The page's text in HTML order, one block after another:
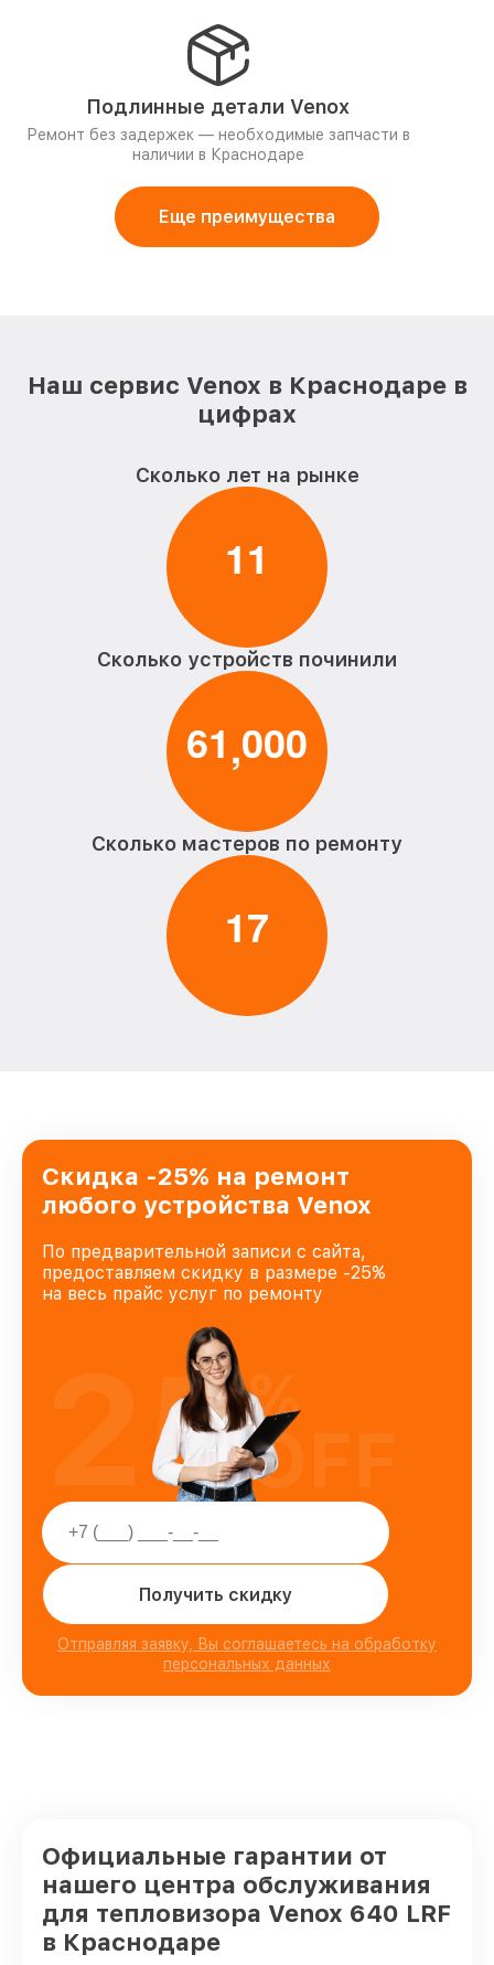
Подлинные детали Venox
Ремонт без задержек — необходимые запчасти в
наличии в Краснодаре
Еще преимущества
Наш сервис Venox в Краснодаре в
цифрах
Сколько лет на рынке
11
Сколько устройств починили
61,000
Сколько мастеров по ремонту
17
Скидка -25% на ремонт
любого устройства Venox
По предварительной записи с сайта,
предоставляем скидку в размере -25%
на весь прайс услуг по ремонту
Получить скидку
Отправляя заявку, Вы соглашаетесь на обработку
персональных данных
25%
OFF
Официальные гарантии от
нашего центра обслуживания
для тепловизора Venox 640 LRF
в Краснодаре